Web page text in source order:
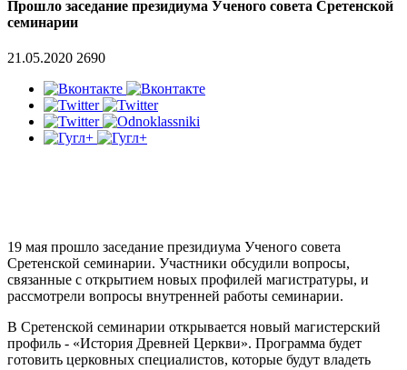
Прошло заседание президиума Ученого совета Сретенской
семинарии
21.05.2020 2690
19 мая прошло заседание президиума Ученого совета
Сретенской семинарии. Участники обсудили вопросы,
связанные с открытием новых профилей магистратуры, и
рассмотрели вопросы внутренней работы семинарии.
В Сретенской семинарии открывается новый магистерский
профиль - «История Древней Церкви». Программа будет
готовить церковных специалистов, которые будут владеть